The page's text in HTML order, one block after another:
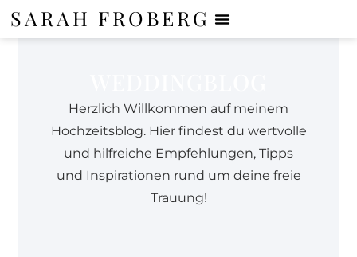
SARAH FROBERG
Herzlich Willkommen auf meinem
Hochzeitsblog. Hier findest du wertvolle
und hilfreiche Empfehlungen, Tipps
und Inspirationen rund um deine freie
Trauung!